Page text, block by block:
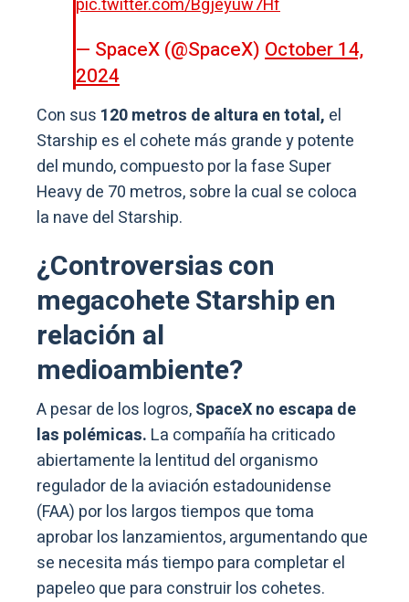
pic.twitter.com/Bgjeyuw7Hf
— SpaceX (@SpaceX) October 14,
2024
Con sus 120 metros de altura en total, el
Starship es el cohete más grande y potente
del mundo, compuesto por la fase Super
Heavy de 70 metros, sobre la cual se coloca
la nave del Starship.
¿Controversias con
megacohete Starship en
relación al
medioambiente?
A pesar de los logros,SpaceX no escapa de
las polémicas. La compañía ha criticado
abiertamente la lentitud del organismo
regulador de la aviación estadounidense
(FAA) por los largos tiempos que toma
aprobar los lanzamientos, argumentando que
se necesita más tiempo para completar el
papeleo que para construir los cohetes.